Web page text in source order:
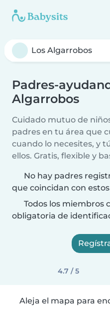
Padres-
Algarrobos
Cuidado mutuo de
padres en tu área que
cuando lo necesites, y
ellos. Gratis, flexible y
No hay padres
que coincidan con
Todos los miembros
obligatoria de
4.7 / 5
Aleja el mapa para